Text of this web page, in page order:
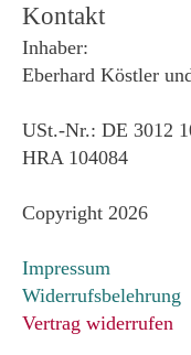
Kontakt
Inhaber:
Eberhard Köstler
USt.-Nr.: DE 3012
HRA 104084
Copyright 2026
Impressum
Widerrufsbelehrung
Vertrag widerrufen